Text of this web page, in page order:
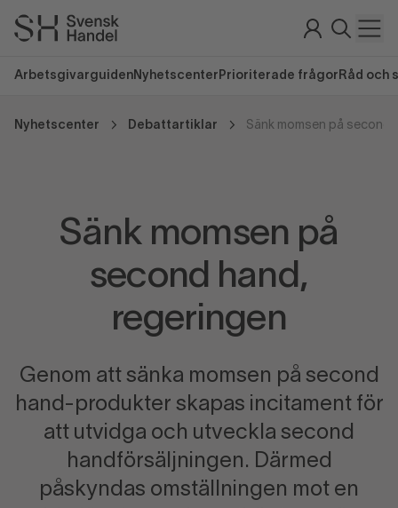
Arbetsgivarguiden Nyhetscenter Prioriterade frågor Råd och
Nyhetscenter Debattartiklar Sänk momsen på second
Sänk momsen på
second hand,
regeringen
Genom att sänka momsen på second
hand-produkter skapas incitament för
att utvidga och utveckla second
handförsäljningen. Därmed
påskyndas omställningen mot en